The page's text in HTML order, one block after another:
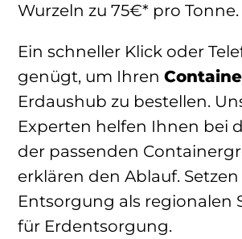
Wurzeln zu 75€* pro Tonne.
Ein schneller Klick oder
genügt, um Ihren
Erdaushub zu bestellen.
Experten helfen Ihnen bei
der passenden
erklären den Ablauf. Setzen
Entsorgung als regionalen
für Erdentsorgung.